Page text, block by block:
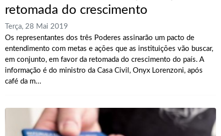
retomada do crescimento
Terça, 28 Mai 2019
Os representantes dos três Poderes assinarão um pacto de
entendimento com metas e ações que as instituições vão buscar,
em conjunto, em favor da retomada do crescimento do país. A
informação é do ministro da Casa Civil, Onyx Lorenzoni, após
café da m...